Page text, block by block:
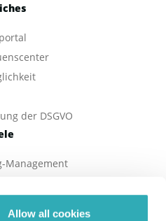
Allow all cookies
der DSGVO
Management